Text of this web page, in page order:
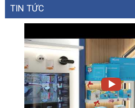
TIN TỨC